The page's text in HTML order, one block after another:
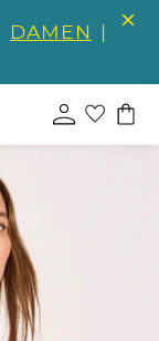
DAMEN |